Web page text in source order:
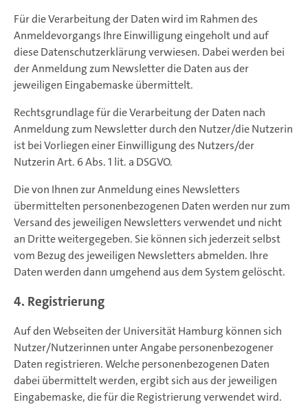
Für die Verarbeitung der Daten wird im Rahmen des
Anmeldevorgangs Ihre Einwilligung eingeholt und auf
diese Datenschutzerklärung verwiesen. Dabei werden bei
der Anmeldung zum Newsletter die Daten aus der
jeweiligen Eingabemaske übermittelt.
Rechtsgrundlage für die Verarbeitung der Daten nach
Anmeldung zum Newsletter durch den Nutzer/die Nutzerin
ist bei Vorliegen einer Einwilligung des Nutzers/der
Nutzerin Art. 6 Abs. 1 lit. a DSGVO.
Die von Ihnen zur Anmeldung eines Newsletters
übermittelten personenbezogenen Daten werden nur zum
Versand des jeweiligen Newsletters verwendet und nicht
an Dritte weitergegeben. Sie können sich jederzeit selbst
vom Bezug des jeweiligen Newsletters abmelden. Ihre
Daten werden dann umgehend aus dem System gelöscht.
4. Registrierung
Auf den Webseiten der Universität Hamburg können sich
Nutzer/Nutzerinnen unter Angabe personenbezogener
Daten registrieren. Welche personenbezogenen Daten
dabei übermittelt werden, ergibt sich aus der jeweiligen
Eingabemaske, die für die Registrierung verwendet wird.